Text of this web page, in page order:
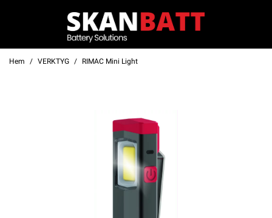
Hem VERKTYG RIMAC Mini Light